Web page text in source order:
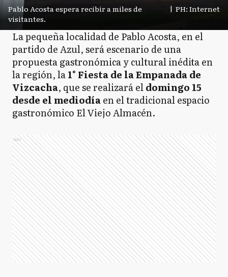
Pablo Acosta espera recibir a miles de
visitantes.
| PH: Internet
La pequeña localidad de Pablo Acosta, en el
partido de Azul, será escenario de una
propuesta gastronómica y cultural inédita en
la región, la1° Fiesta de la Empanada de
Vizcacha, que se realizará eldomingo 15
desde el mediodíaen el tradicional espacio
gastronómico El Viejo Almacén.
Ads